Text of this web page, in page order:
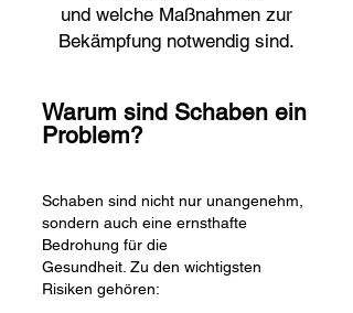
und welche Maßnahmen zur
Bekämpfung notwendig sind.
Warum sind Schaben ein
Problem?
Schaben sind nicht nur unangenehm,
sondern auch eine ernsthafte
Bedrohung für die
Gesundheit. Zu den wichtigsten
Risiken gehören: